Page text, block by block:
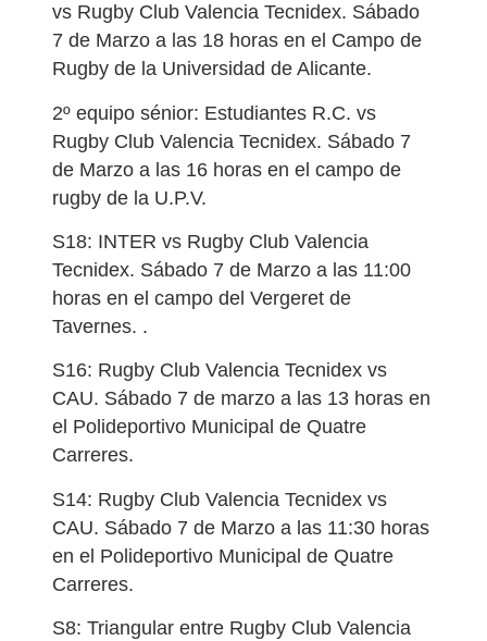
vs Rugby Club Valencia Tecnidex. Sábado
7 de Marzo a las 18 horas en el Campo de
Rugby de la Universidad de Alicante.
2º equipo sénior: Estudiantes R.C. vs
Rugby Club Valencia Tecnidex. Sábado 7
de Marzo a las 16 horas en el campo de
rugby de la U.P.V.
S18: INTER vs Rugby Club Valencia
Tecnidex. Sábado 7 de Marzo a las 11:00
horas en el campo del Vergeret de
Tavernes. .
S16: Rugby Club Valencia Tecnidex vs
CAU. Sábado 7 de marzo a las 13 horas en
el Polideportivo Municipal de Quatre
Carreres.
S14: Rugby Club Valencia Tecnidex vs
CAU. Sábado 7 de Marzo a las 11:30 horas
en el Polideportivo Municipal de Quatre
Carreres.
S8: Triangular entre Rugby Club Valencia